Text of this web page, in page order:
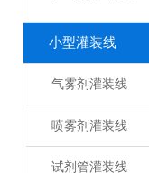
小型灌装线
气雾剂灌装线
喷雾剂灌装线
试剂管灌装线